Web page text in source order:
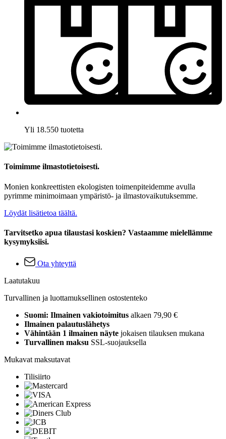
Yli 18.550 tuotetta
Toimimme ilmastotietoisesti.
Monien konkreettisten ekologisten toimenpiteidemme avulla
pyrimme minimoimaan ympäristö- ja ilmastovaikutuksemme.
Löydät lisätietoa täältä.
Tarvitsetko apua tilaustasi koskien? Vastaamme mielellämme
kysymyksiisi.
Ota yhteyttä
Laatutakuu
Turvallinen ja luottamuksellinen ostostenteko
Suomi: Ilmainen vakiotoimitus alkaen 79,90 €
Ilmainen palautuslähetys
Vähintään 1 ilmainen näyte jokaisen tilauksen mukana
Turvallinen maksu SSL-suojauksella
Mukavat maksutavat
Tilisiirto